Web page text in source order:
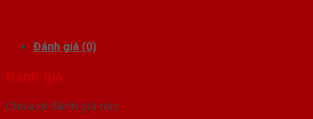
Đánh giá (0)
Đánh giá
Chưa có đánh giá nào.